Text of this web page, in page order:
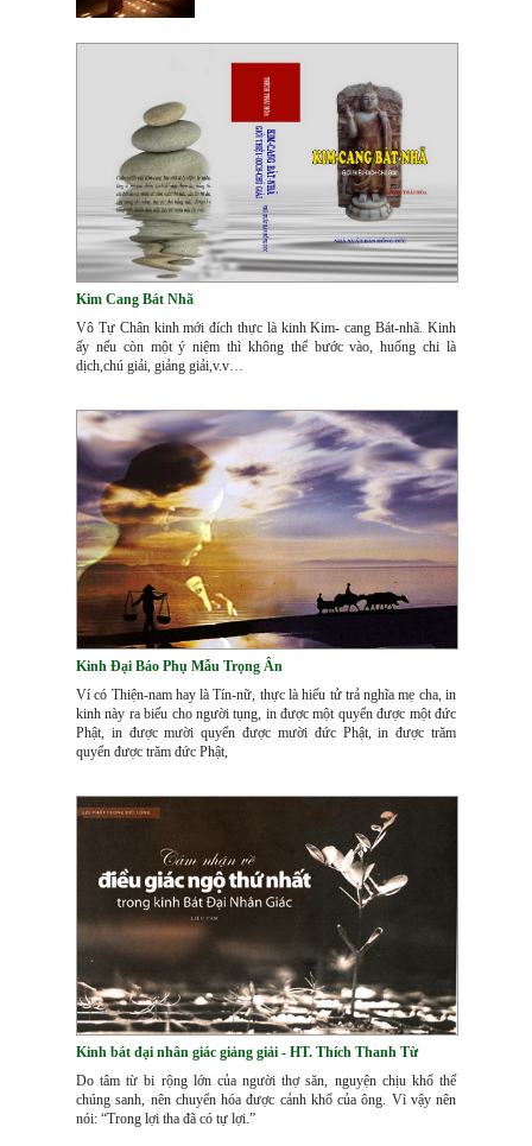
Kim Cang Bát Nhã
Vô Tự Chân kinh mới đích thực là kinh Kim- cang Bát-nhã. Kinh
ấy nếu còn một ý niệm thì không thể bước vào, huống chi là
dịch,chú giải, giảng giải,v.v…
Kinh Đại Báo Phụ Mẫu Trọng Ân
Ví có Thiện-nam hay là Tín-nữ, thực là hiếu tử trả nghĩa mẹ cha, in
kinh này ra biếu cho người tụng, in được một quyển được một đức
Phật, in được mười quyển được mười đức Phật, in được trăm
quyển được trăm đức Phật,
Kinh bát đại nhân giác giảng giải - HT. Thích Thanh Từ
Do tâm từ bi rộng lớn của người thợ săn, nguyện chịu khổ thế
chúng sanh, nên chuyển hóa được cảnh khổ của ông. Vì vậy nên
nói: “Trong lợi tha đã có tự lợi.”